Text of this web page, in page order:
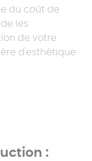
du coût de
les
de votre
d'esthétique
: